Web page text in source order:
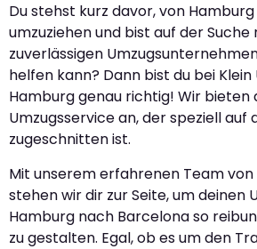
Du stehst kurz davor, von
umzuziehen und bist auf der
zuverlässigen
helfen kann? Dann bist du bei
Hamburg genau richtig! Wir bieten
Umzugsservice an, der speziell auf
zugeschnitten ist.
Mit unserem erfahrenen Team
stehen wir dir zur Seite, um deinen
Hamburg nach Barcelona so
zu gestalten. Egal, ob es um den